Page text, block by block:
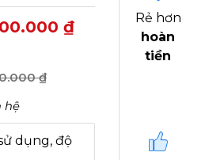
₫
₫
hệ
dụng, độ
Rẻ hơn
hoàn
tiền